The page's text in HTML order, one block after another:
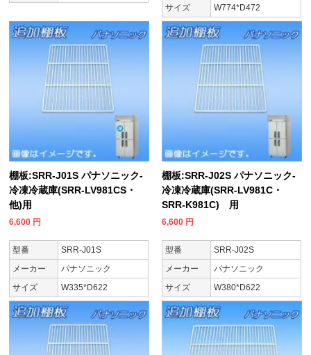
サイズ
W774*D472
棚板:SRR-J01S パナソニック-
冷凍冷蔵庫(SRR-LV981CS・
他)用
6,600 円
型番
SRR-J01S
メーカー
パナソニック
サイズ
W335*D622
棚板:SRR-J02S パナソニック-
冷凍冷蔵庫(SRR-LV981C・
SRR-K981C) 用
6,600 円
型番
SRR-J02S
メーカー
パナソニック
サイズ
W380*D622